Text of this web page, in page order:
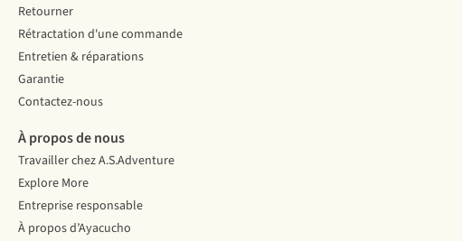
Retourner
Rétractation d'une commande
Entretien & réparations
Garantie
Contactez-nous
À propos de nous
Travailler chez A.S.Adventure
Explore More
Entreprise responsable
À propos d’Ayacucho